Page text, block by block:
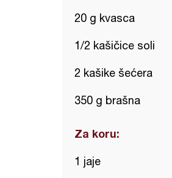
20 g kvasca
1/2 kašičice soli
2 kašike šećera
350 g brašna
Za koru:
1 jaje